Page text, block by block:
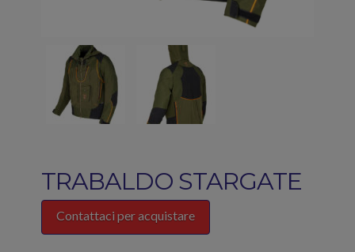
TRABALDO STARGATE
Contattaci per acquistare